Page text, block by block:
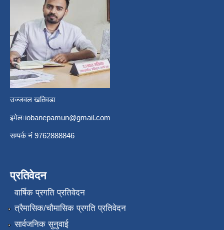
उज्जवल खतिवडा
इमेलःiobanepamun@gmail.com
सम्पर्क नंं 9762888846
प्रतिवेदन
वार्षिक प्रगति प्रतिवेदन
त्रैमासिक/चौमासिक प्रगति प्रतिवेदन
सार्वजनिक सुनुवाई